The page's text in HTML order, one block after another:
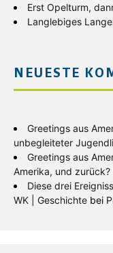
Erst Opelturm,
Langlebiges
NEUESTE
Greetings aus
unbegleiteter
Greetings aus
Amerika, und zurück?
Diese drei
WK | Geschichte bei